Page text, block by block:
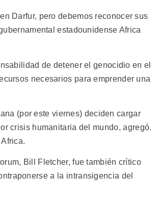
Darfur, pero debemos reconocer sus
estadounidense Africa
de detener el genocidio en el
necesarios para emprender una
(por este viernes) deciden cargar
crisis humanitaria del mundo, agregó.
Bill Fletcher, fue también crítico
a la intransigencia del